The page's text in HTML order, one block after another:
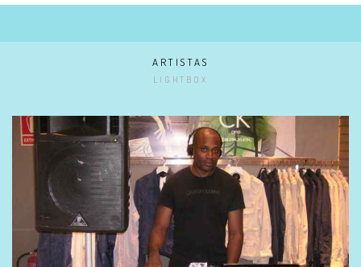
ARTISTAS
LIGHTBOX